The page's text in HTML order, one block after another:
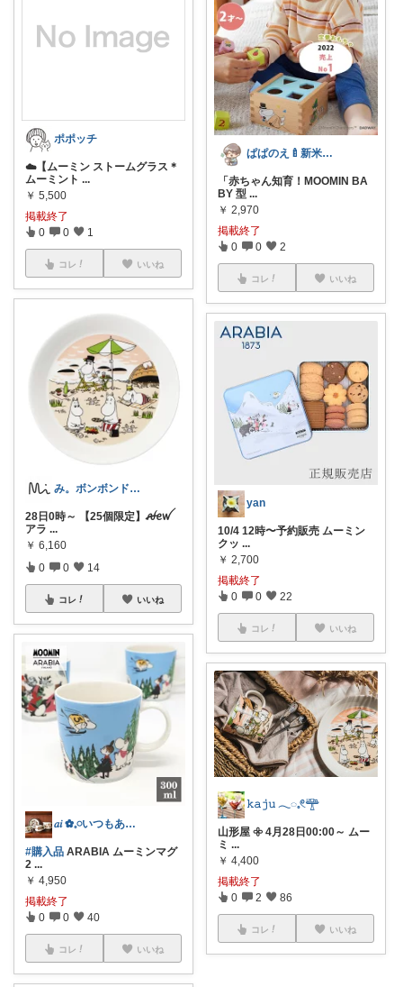
ポポッチ
☁️【ムーミン ストームグラス＊
ムーミント ...
￥ 5,500
掲載終了
0 0 1
コレ いいね
み。ボンボンドロップシール☺︎
28日0時～ 【25個限定】ꫛꫀꪝ
アラ ...
￥ 6,160
0 0 14
コレ いいね
𝑎𝑖 ✿𓈒𓏸いつもありがとう♡
#購入品 ARABIA ムーミンマグ
2 ...
￥ 4,950
掲載終了
0 0 40
コレ いいね
ぱぱのえ🍼新米パパ🍼子育て奮闘中💦
「赤ちゃん知育！MOOMIN BA
BY 型 ...
￥ 2,970
掲載終了
0 0 2
コレ いいね
yan
10/4 12時〜予約販売 ムーミン
クッ ...
￥ 2,700
掲載終了
0 0 22
コレ いいね
𝚔𝚊𝚓𝚞 𓂃◌𓈒𓏲𓊯
山形屋 𖧷 4月28日00:00～ ムー
ミ ...
￥ 4,400
掲載終了
0 2 86
コレ いいね